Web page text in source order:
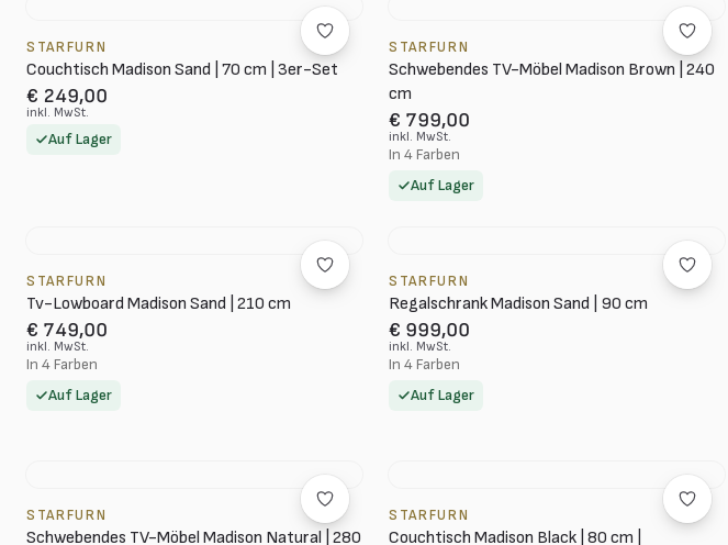
STARFURN
Couchtisch Madison Sand | 70 cm | 3er-Set
€ 249,00
inkl. MwSt.
Auf Lager
STARFURN
Schwebendes TV-Möbel Madison Brown | 240
cm
€ 799,00
inkl. MwSt.
In 4 Farben
Auf Lager
STARFURN
Tv-Lowboard Madison Sand | 210 cm
€ 749,00
inkl. MwSt.
In 4 Farben
Auf Lager
STARFURN
Regalschrank Madison Sand | 90 cm
€ 999,00
inkl. MwSt.
In 4 Farben
Auf Lager
STARFURN
Schwebendes TV-Möbel Madison Natural | 280
STARFURN
Couchtisch Madison Black | 80 cm |